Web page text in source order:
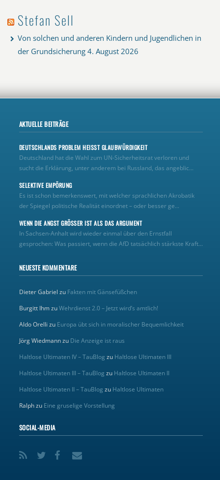
Stefan Sell
Von solchen und anderen Kindern und Jugendlichen in
der Grundsicherung 4. August 2026
AKTUELLE BEITRÄGE
DEUTSCHLANDS PROBLEM HEISST GLAUBWÜRDIGKEIT
Deutschland hat die Wahl zum UN‑Sicherheitsrat verloren und
sucht die Erklärung, unter anderem bei Russland, das angeblic...
SELEKTIVE EMPÖRUNG
Es ist schon bemerkenswert, mit welcher sprachlichen Akrobatik
der Spiegel politische Realität einordnet – oder besser ge...
WENN DIE ANGST GRÖSSER IST ALS DAS ARGUMENT
In Sachsen-Anhalt wird wieder einmal über den Ernstfall
gesprochen: Was passiert, wenn die AfD tatsächlich stärkste Kraft...
NEUESTE KOMMENTARE
Dieter Gabriel zu Fakten mit Gänsefüßchen
Burgitt IhmzuWehrdienst 2.0 – Jetzt wird’s amtlich!
Aldo Orelli zu Europa übt sich in moralischer Bequemlichkeit
Jörg Wiedmannzu Die Anzeige ist raus
Haltlose Ultimaten IV – TauBlog zu Haltlose Ultimaten III
Haltlose Ultimaten III – TauBlog zu Haltlose Ultimaten II
Haltlose Ultimaten II – TauBlog zu Haltlose Ultimaten
Ralphzu Eine gruselige Vorstellung
SOCIAL-MEDIA